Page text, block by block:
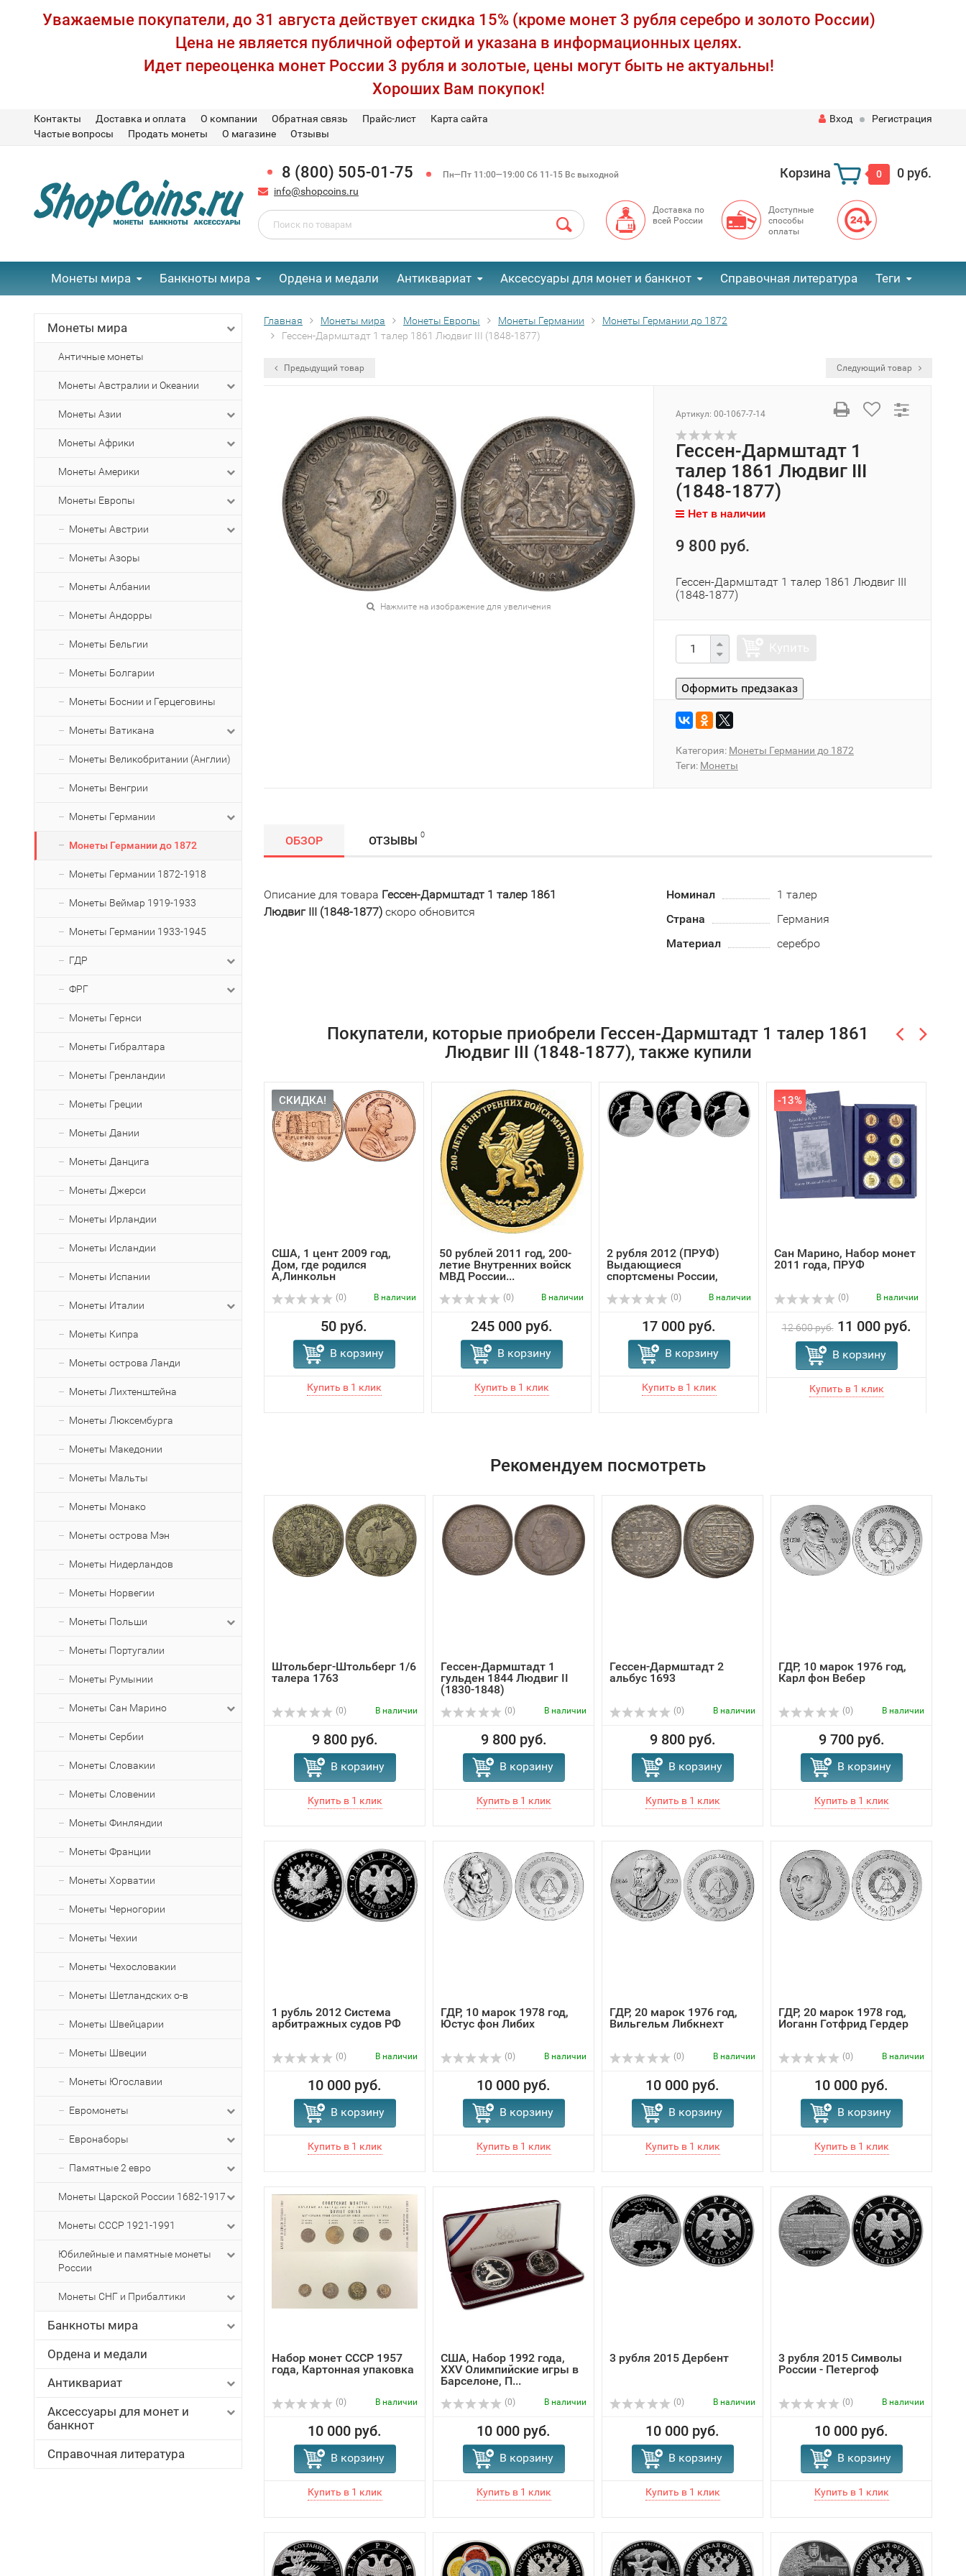
Уважаемые покупатели, до 31 августа действует скидка 15% (кроме монет 3 рубля серебро и золото России)
Цена не является публичной офертой и указана в информационных целях.
Идет переоценка монет России 3 рубля и золотые, цены могут быть не актуальны!
Хороших Вам покупок!
Контакты Доставка и оплата О компании Обратная связь Прайс-лист
Карта сайта
Частые вопросы
Продать монеты О магазине Отзывы
Вход Регистрация
8 (800) 505-01-75 Пн—Пт 11:00—19:00 Сб 11-15 Вс выходной
info@shopcoins.ru
Корзина 0 0 руб.
Доставка по
всей России
Доступные
способы
оплаты
Монеты мира Банкноты мира Ордена и медали Антиквариат Аксессуары для монет и банкнот Справочная литература Теги
Монеты мира
Античные монеты
Монеты Австралии и Океании
Монеты Азии
Монеты Африки
Монеты Америки
Монеты Европы
Монеты Австрии
Монеты Азоры
Монеты Албании
Монеты Андорры
Монеты Бельгии
Монеты Болгарии
Монеты Боснии и Герцеговины
Монеты Ватикана
Монеты Великобритании (Англии)
Монеты Венгрии
Монеты Германии
Монеты Германии до 1872
Монеты Германии 1872-1918
Монеты Веймар 1919-1933
Монеты Германии 1933-1945
ГДР
ФРГ
Монеты Гернси
Монеты Гибралтара
Монеты Гренландии
Монеты Греции
Монеты Дании
Монеты Данцига
Монеты Джерси
Монеты Ирландии
Монеты Исландии
Монеты Испании
Монеты Италии
Монеты Кипра
Монеты острова Ланди
Монеты Лихтенштейна
Монеты Люксембурга
Монеты Македонии
Монеты Мальты
Монеты Монако
Монеты острова Мэн
Монеты Нидерландов
Монеты Норвегии
Монеты Польши
Монеты Португалии
Монеты Румынии
Монеты Сан Марино
Монеты Сербии
Монеты Словакии
Монеты Словении
Монеты Финляндии
Монеты Франции
Монеты Хорватии
Монеты Черногории
Монеты Чехии
Монеты Чехословакии
Монеты Шетландских о-в
Монеты Швейцарии
Монеты Швеции
Монеты Югославии
Евромонеты
Евронаборы
Памятные 2 евро
Монеты Царской России 1682-1917
Монеты СССР 1921-1991
Юбилейные и памятные монеты
России
Монеты СНГ и Прибалтики
Банкноты мира
Ордена и медали
Антиквариат
Аксессуары для монет и
банкнот
Справочная литература
Главная Монеты мира Монеты Европы Монеты Германии
Монеты Германии до 1872
Гессен-Дармштадт 1 талер 1861 Людвиг III (1848-1877)
Предыдущий товар Следующий товар
Нажмите на изображение для увеличения
Артикул: 00-1067-7-14
Гессен-Дармштадт 1
талер 1861 Людвиг III
(1848-1877)
Нет в наличии
9 800 руб.
Гессен-Дармштадт 1 талер 1861 Людвиг III
(1848-1877)
Категория: Монеты Германии до 1872
Теги: Монеты
ОБЗОР ОТЗЫВЫ 0
Описание для товара Гессен-Дармштадт 1 талер 1861
Людвиг III (1848-1877) скоро обновится
Номинал
1 талер
Страна
Германия
Материал
серебро
Покупатели, которые приобрели Гессен-Дармштадт 1 талер 1861
Людвиг III (1848-1877), также купили
СКИДКА!
США, 1 цент 2009 год,
Дом, где родился
А,Линкольн
(0) В наличии
50 руб.
В корзину
50 рублей 2011 год, 200-
летие Внутренних войск
МВД России...
(0) В наличии
245 000 руб.
В корзину
2 рубля 2012 (ПРУФ)
Выдающиеся
спортсмены России,
(0) В наличии
17 000 руб.
В корзину
-13%
Сан Марино, Набор монет
2011 года, ПРУФ
(0) В наличии
12 600 руб. 11 000 руб.
В корзину
Рекомендуем посмотреть
Штольберг-Штольберг 1/6
талера 1763
(0) В наличии
9 800 руб.
В корзину
Гессен-Дармштадт 1
гульден 1844 Людвиг II
(1830-1848)
(0) В наличии
9 800 руб.
В корзину
Гессен-Дармштадт 2
альбус 1693
(0) В наличии
9 800 руб.
В корзину
ГДР, 10 марок 1976 год,
Карл фон Вебер
(0) В наличии
9 700 руб.
В корзину
1 рубль 2012 Система
арбитражных судов РФ
(0) В наличии
10 000 руб.
В корзину
ГДР, 10 марок 1978 год,
Юстус фон Либих
(0) В наличии
10 000 руб.
В корзину
ГДР, 20 марок 1976 год,
Вильгельм Либкнехт
(0) В наличии
10 000 руб.
В корзину
ГДР, 20 марок 1978 год,
Иоганн Готфрид Гердер
(0) В наличии
10 000 руб.
В корзину
Набор монет СССР 1957
года, Картонная упаковка
(0) В наличии
10 000 руб.
В корзину
США, Набор 1992 года,
XXV Олимпийские игры в
Барселоне, П...
(0) В наличии
10 000 руб.
В корзину
3 рубля 2015 Дербент
(0) В наличии
10 000 руб.
В корзину
3 рубля 2015 Символы
России - Петергоф
(0) В наличии
10 000 руб.
В корзину